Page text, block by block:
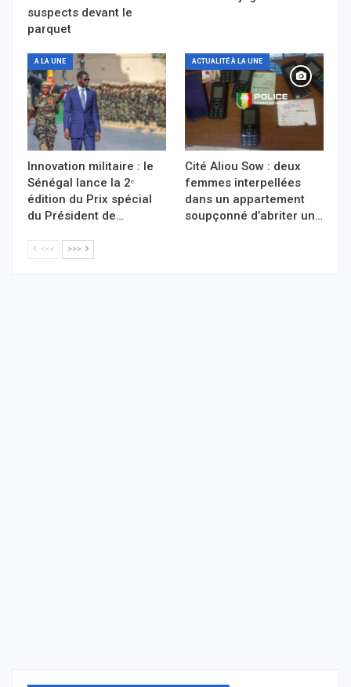
suspects devant le
parquet
A LA UNE
Innovation militaire : le
Sénégal lance la 2ᵉ
édition du Prix spécial
du Président de…
ACTUALITÉ À LA UNE
Cité Aliou Sow : deux
femmes interpellées
dans un appartement
soupçonné d’abriter un…
<<< >>>